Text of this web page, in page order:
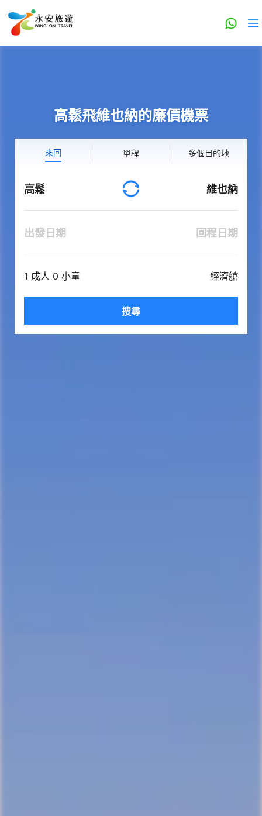
高鬆飛維也納的廉價機票
來回 單程 多個目的地
高鬆 維也納
出發日期 回程日期
1 成人 0 小童 經濟艙
搜尋